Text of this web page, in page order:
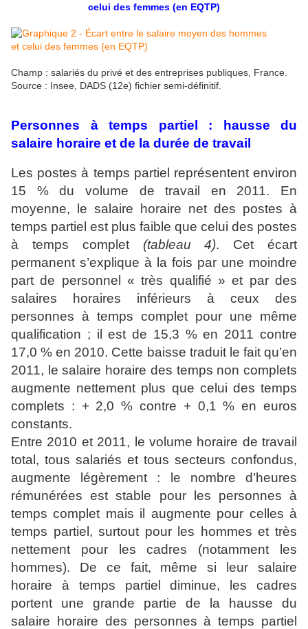
celui des femmes (en EQTP)
Champ : salariés du privé et des entreprises publiques, France.
Source : Insee, DADS (12e) fichier semi-définitif.
Personnes à temps partiel : hausse du
salaire horaire et de la durée de travail
Les postes à temps partiel représentent environ
15 % du volume de travail en 2011. En
moyenne, le salaire horaire net des postes à
temps partiel est plus faible que celui des postes
à temps complet (tableau 4). Cet écart
permanent s’explique à la fois par une moindre
part de personnel « très qualifié » et par des
salaires horaires inférieurs à ceux des
personnes à temps complet pour une même
qualification ; il est de 15,3 % en 2011 contre
17,0 % en 2010. Cette baisse traduit le fait qu’en
2011, le salaire horaire des temps non complets
augmente nettement plus que celui des temps
complets : + 2,0 % contre + 0,1 % en euros
constants.
Entre 2010 et 2011, le volume horaire de travail
total, tous salariés et tous secteurs confondus,
augmente légèrement : le nombre d’heures
rémunérées est stable pour les personnes à
temps complet mais il augmente pour celles à
temps partiel, surtout pour les hommes et très
nettement pour les cadres (notamment les
hommes). De ce fait, même si leur salaire
horaire à temps partiel diminue, les cadres
portent une grande partie de la hausse du
salaire horaire des personnes à temps partiel